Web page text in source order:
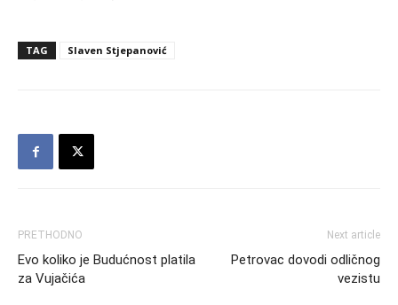
TAG Slaven Stjepanović
PRETHODNO
Evo koliko je Budućnost platila
za Vujačića
Next article
Petrovac dovodi odličnog
vezistu